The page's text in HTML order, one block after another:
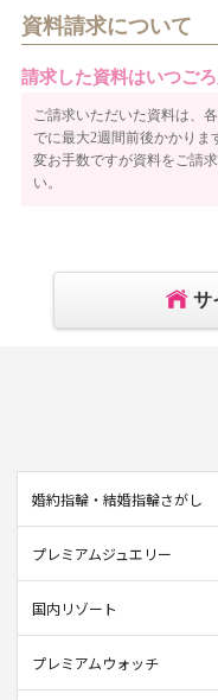
資料請求について
請求した資料はいつご
ご請求いただいた資料は、
でに最大2週間前後かかりま
変お手数ですが資料をご請
い。
サ
婚約指輪・結婚指輪さがし
プレミアムジュエリー
国内リゾート
プレミアムウォッチ